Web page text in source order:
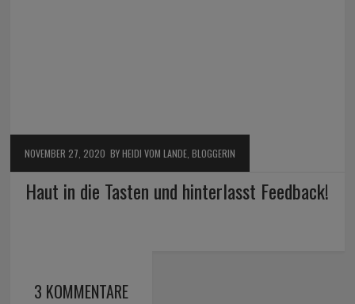
NOVEMBER 27, 2020 BY HEIDI VOM LANDE, BLOGGERIN
Haut in die Tasten und hinterlasst Feedback!
3 KOMMENTARE